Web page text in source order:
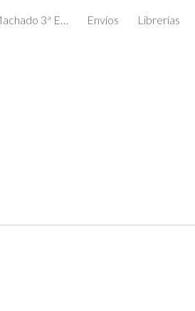
Skip to navigation
Sinopsis La Brigada Machado 3ª Edición Envíos Librerías